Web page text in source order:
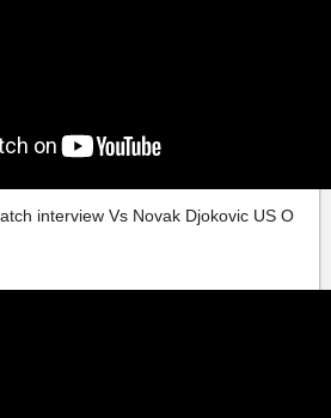
interview Vs Novak Djokovic US O